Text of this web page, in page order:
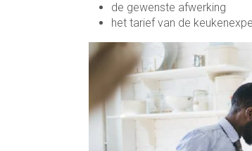
de gewenste afwerking
het tarief van de